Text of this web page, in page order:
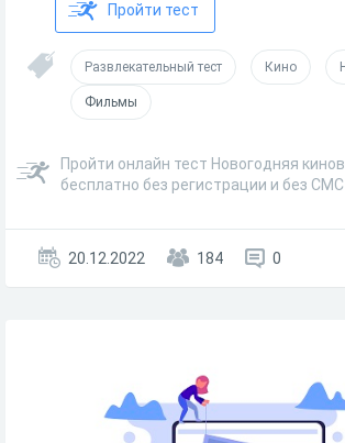
Пройти тест
Развлекательный тест Кино
Фильмы
Пройти онлайн тест Новогодняя
бесплатно без регистрации и без СМС
20.12.2022 184 0